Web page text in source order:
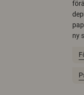
ny